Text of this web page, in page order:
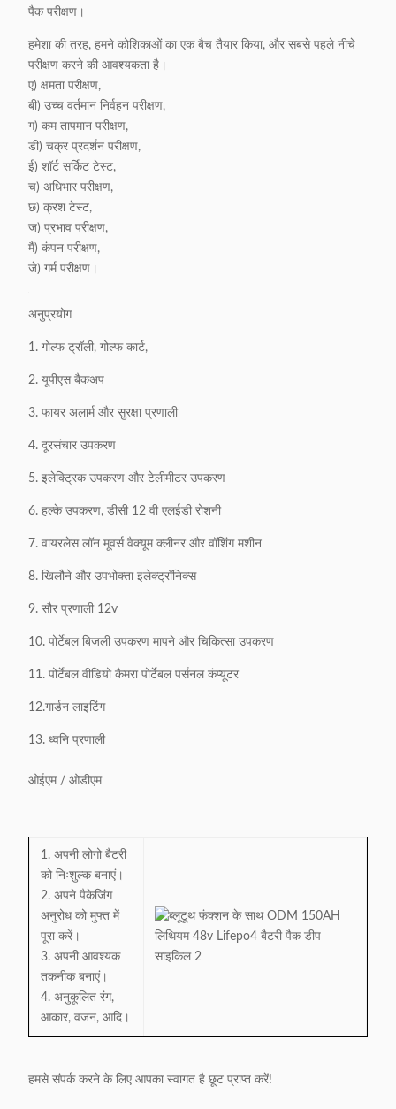
पैक परीक्षण।
हमेशा की तरह, हमने कोशिकाओं का एक बैच तैयार किया, और सबसे पहले नीचे
परीक्षण करने की आवश्यकता है।
ए) क्षमता परीक्षण,
बी) उच्च वर्तमान निर्वहन परीक्षण,
ग) कम तापमान परीक्षण,
डी) चक्र प्रदर्शन परीक्षण,
ई) शॉर्ट सर्किट टेस्ट,
च) अधिभार परीक्षण,
छ) क्रश टेस्ट,
ज) प्रभाव परीक्षण,
मैं) कंपन परीक्षण,
जे) गर्म परीक्षण।
अनुप्रयोग
1. गोल्फ ट्रॉली, गोल्फ कार्ट,
2. यूपीएस बैकअप
3. फायर अलार्म और सुरक्षा प्रणाली
4. दूरसंचार उपकरण
5. इलेक्ट्रिक उपकरण और टेलीमीटर उपकरण
6. हल्के उपकरण, डीसी 12 वी एलईडी रोशनी
7. वायरलेस लॉन मूवर्स वैक्यूम क्लीनर और वॉशिंग मशीन
8. खिलौने और उपभोक्ता इलेक्ट्रॉनिक्स
9. सौर प्रणाली 12v
10. पोर्टेबल बिजली उपकरण मापने और चिकित्सा उपकरण
11. पोर्टेबल वीडियो कैमरा पोर्टेबल पर्सनल कंप्यूटर
12.गार्डन लाइटिंग
13. ध्वनि प्रणाली
ओईएम / ओडीएम
1. अपनी लोगो बैटरी
को निःशुल्क बनाएं।
2. अपने पैकेजिंग
अनुरोध को मुफ्त में
पूरा करें।
3. अपनी आवश्यक
तकनीक बनाएं।
4. अनुकूलित रंग,
आकार, वजन, आदि।
हमसे संपर्क करने के लिए आपका स्वागत है छूट प्राप्त करें!